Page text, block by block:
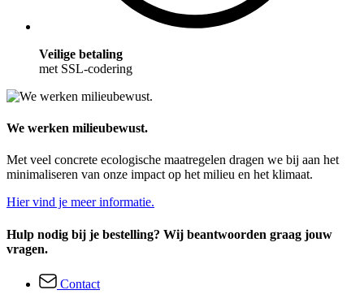
Veilige betaling
met SSL-codering
We werken milieubewust.
Met veel concrete ecologische maatregelen dragen we bij aan het
minimaliseren van onze impact op het milieu en het klimaat.
Hier vind je meer informatie.
Hulp nodig bij je bestelling? Wij beantwoorden graag jouw
vragen.
Contact